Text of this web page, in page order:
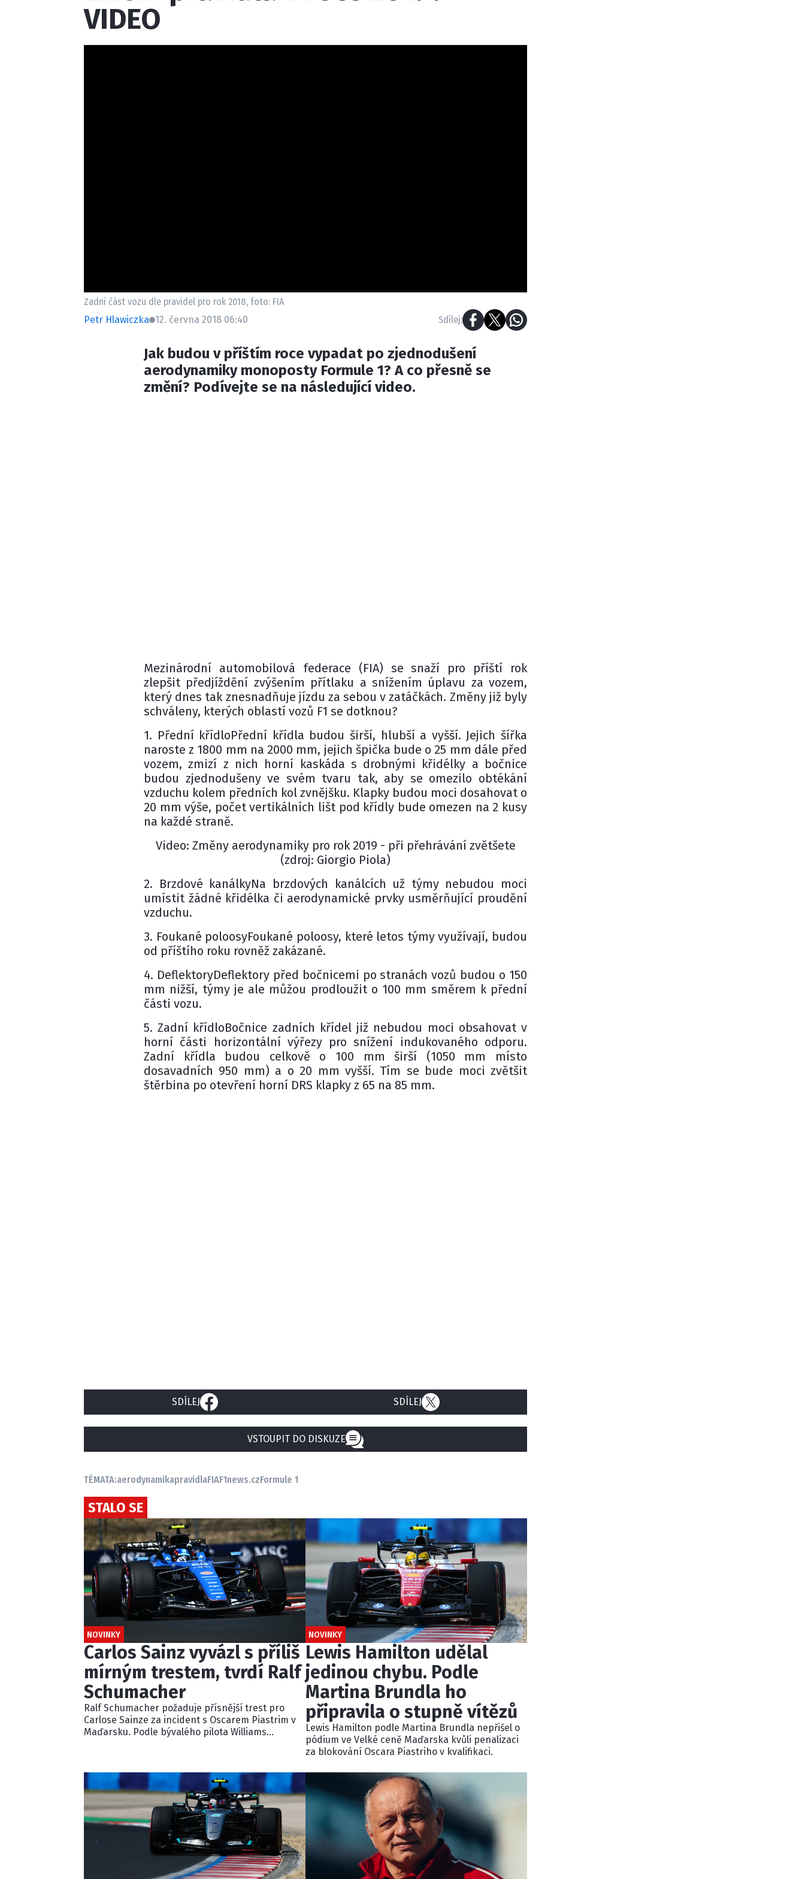
VIDEO
Zadní část vozu dle pravidel pro rok 2018, foto: FIA
Petr Hlawiczka
12. června 2018 06:40 Sdílej:
Jak budou v příštím roce vypadat po zjednodušení
aerodynamiky monoposty Formule 1? A co přesně se
změní? Podívejte se na následující video.
Mezinárodní automobilová federace (FIA) se snaží pro příští rok
zlepšit předjíždění zvýšením přítlaku a snížením úplavu za vozem,
který dnes tak znesnadňuje jízdu za sebou v zatáčkách. Změny již byly
schváleny, kterých oblastí vozů F1 se dotknou?
1. Přední křídloPřední křídla budou širší, hlubší a vyšší. Jejich šířka
naroste z 1800 mm na 2000 mm, jejich špička bude o 25 mm dále před
vozem, zmizí z nich horní kaskáda s drobnými křidélky a bočnice
budou zjednodušeny ve svém tvaru tak, aby se omezilo obtékání
vzduchu kolem předních kol zvnějšku. Klapky budou moci dosahovat o
20 mm výše, počet vertikálních lišt pod křídly bude omezen na 2 kusy
na každé straně.
Video: Změny aerodynamiky pro rok 2019 - při přehrávání zvětšete
(zdroj: Giorgio Piola)
2. Brzdové kanálkyNa brzdových kanálcích už týmy nebudou moci
umístit žádné křidélka či aerodynamické prvky usměrňující proudění
vzduchu.
3. Foukané poloosyFoukané poloosy, které letos týmy využívají, budou
od příštího roku rovněž zakázané.
4. DeflektoryDeflektory před bočnicemi po stranách vozů budou o 150
mm nižší, týmy je ale můžou prodloužit o 100 mm směrem k přední
části vozu.
5. Zadní křídloBočnice zadních křídel již nebudou moci obsahovat v
horní části horizontální výřezy pro snížení indukovaného odporu.
Zadní křídla budou celkově o 100 mm širší (1050 mm místo
dosavadních 950 mm) a o 20 mm vyšší. Tím se bude moci zvětšit
štěrbina po otevření horní DRS klapky z 65 na 85 mm.
SDÍLEJ SDÍLEJ
VSTOUPIT DO DISKUZE
TÉMATA:aerodynamikapravidlaFIAF1news.czFormule 1
STALO SE
NOVINKY
Carlos Sainz vyvázl s příliš
mírným trestem, tvrdí Ralf
Schumacher
Ralf Schumacher požaduje přísnější trest pro
Carlose Sainze za incident s Oscarem Piastrim v
Maďarsku. Podle bývalého pilota Williams
nedostatečnou.
NOVINKY
Lewis Hamilton udělal
jedinou chybu. Podle
Martina Brundla ho
připravila o stupně vítězů
Lewis Hamilton podle Martina Brundla nepřišel o
pódium ve Velké ceně Maďarska kvůli penalizaci
za blokování Oscara Piastriho v kvalifikaci.